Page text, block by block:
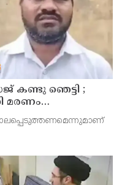
കണ്ടു ഞെട്ടി ;
മരണം
ഒളിവില്‍